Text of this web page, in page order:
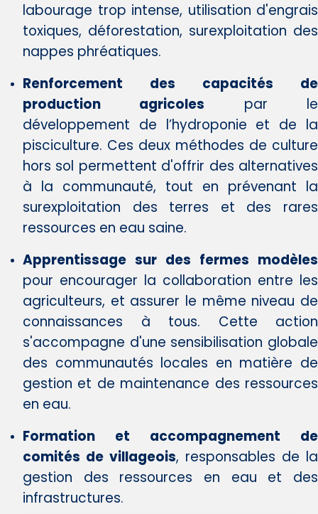
labourage trop intense, utilisation d'engrais
toxiques, déforestation, surexploitation des
nappes phréatiques.
Renforcement des capacités de
production agricoles par le
développement de l’hydroponie et de la
pisciculture. Ces deux méthodes de culture
hors sol permettent d'offrir des alternatives
à la communauté, tout en prévenant la
surexploitation des terres et des rares
ressources en eau saine.
Apprentissage sur des fermes modèles
pour encourager la collaboration entre les
agriculteurs, et assurer le même niveau de
connaissances à tous. Cette action
s'accompagne d'une sensibilisation globale
des communautés locales en matière de
gestion et de maintenance des ressources
en eau.
Formation et accompagnement de
comités de villageois, responsables de la
gestion des ressources en eau et des
infrastructures.